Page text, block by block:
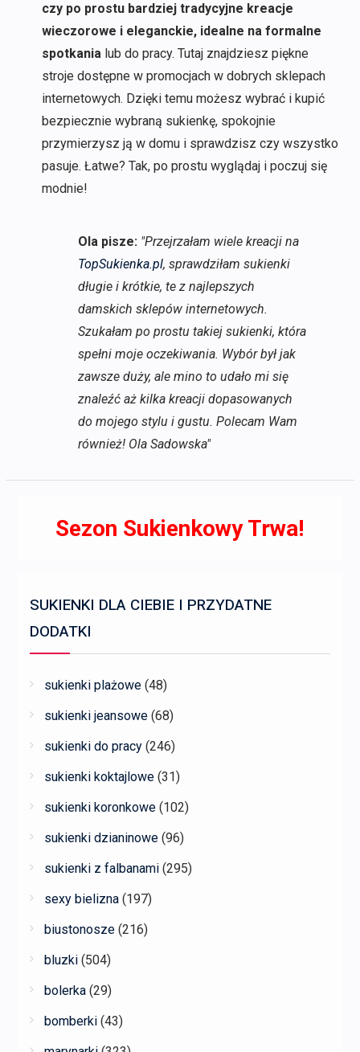
czy po prostu bardziej tradycyjne kreacje
wieczorowe i eleganckie, idealne na formalne
spotkanialub do pracy. Tutaj znajdziesz piękne
stroje dostępne w promocjach w dobrych sklepach
internetowych. Dzięki temu możesz wybrać i kupić
bezpiecznie wybraną sukienkę, spokojnie
przymierzysz ją w domu i sprawdzisz czy wszystko
pasuje. Łatwe? Tak, po prostu wyglądaj i poczuj się
modnie!
Ola pisze: "Przejrzałam wiele kreacji na
TopSukienka.pl, sprawdziłam sukienki
długie i krótkie, te z najlepszych
damskich sklepów internetowych.
Szukałam po prostu takiej sukienki, która
spełni moje oczekiwania. Wybór był jak
zawsze duży, ale mino to udało mi się
znaleźć aż kilka kreacji dopasowanych
do mojego stylu i gustu. Polecam Wam
również! Ola Sadowska"
Sezon Sukienkowy Trwa!
SUKIENKI DLA CIEBIE I PRZYDATNE
DODATKI
sukienki plażowe (48)
sukienki jeansowe (68)
sukienki do pracy (246)
sukienki koktajlowe (31)
sukienki koronkowe (102)
sukienki dzianinowe (96)
sukienki z falbanami (295)
sexy bielizna (197)
biustonosze (216)
bluzki (504)
bolerka (29)
bomberki (43)